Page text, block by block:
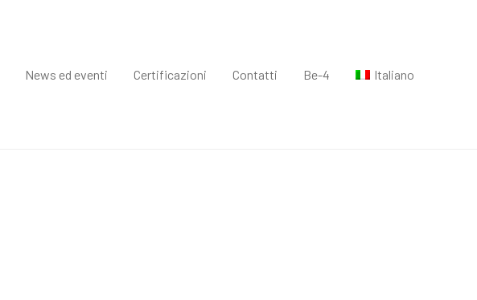
News ed eventi Certificazioni Contatti Be-4 Italiano